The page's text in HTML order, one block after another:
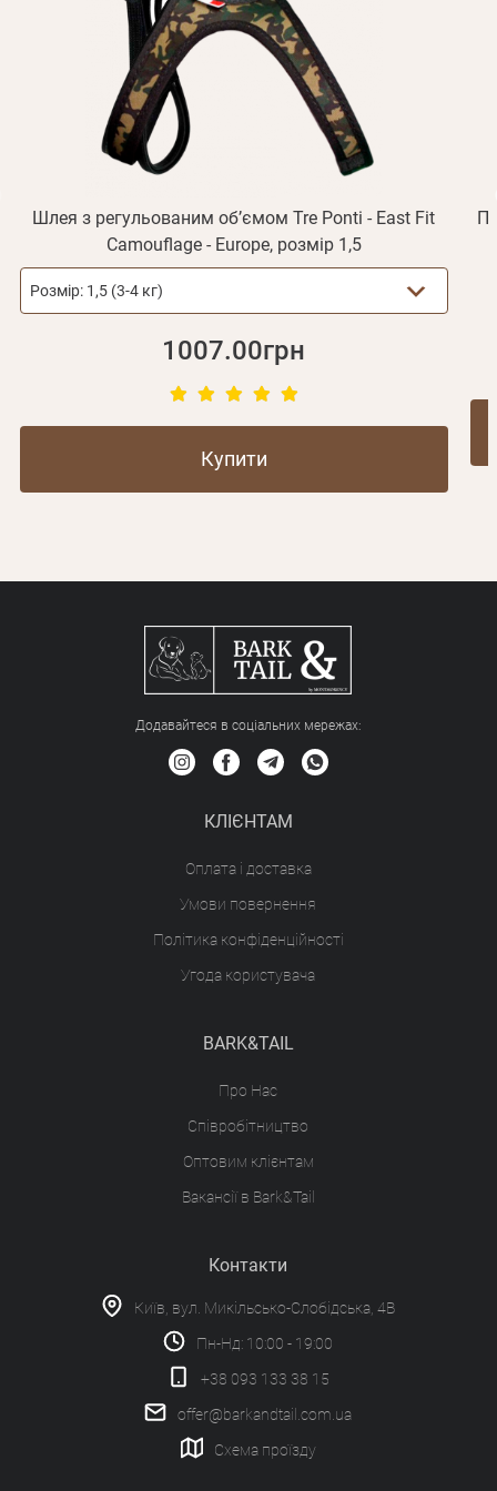
Шлея з регульованим об’ємом Tre Ponti - East Fit
Camouflage - Europe, розмір 1,5
Розмір: 1,5 (3-4 кг)
1007.00грн
Купити
Додавайтеся в соціальних мережах:
КЛІЄНТАМ
Оплата і доставка
Умови повернення
Політика конфіденційності
Угода користувача
BARK&TAIL
Про Нас
Співробітництво
Оптовим клієнтам
Вакансії в Bark&Tail
Контакти
Київ, вул. Микільсько-Слобідська, 4В
Пн-Нд: 10:00 - 19:00
+38 093 133 38 15
offer@barkandtail.com.ua
Схема проїзду
Відправити
Реєстрація
або з допомогою
Отримувати повідомлення про новинки, знижки, акції
Зареєструватися
Відправити
Згадали пароль?
Не прийшов лист?Повторити відправку
обліковий запис не підтверджена